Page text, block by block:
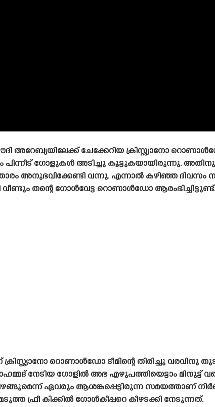
ചേക്കേറിയ ക്രിസ്റ്റ്യാനോ
പിന്നീട് ഗോളുകൾ അടിച്ചു കൂട്ടുകയായിരുന്നു.
അനുഭവിക്കേണ്ടി വന്നു. എന്നാൽ കഴിഞ്ഞ ദിവസം
തന്റെ ഗോൾവേട്ട റൊണാൾഡോ ആരംഭിച്ചിട്ടുണ്ട്.
റൊണാൾഡോ ടീമിന്റെ തിരിച്ചു വരവിനു
നേടിയ ഗോളിൽ അഭ എഴുപത്തിയെട്ടാം മിനുട്ട്
ഏവരും ആശങ്കപ്പെട്ടിരുന്ന സമയത്താണ്
ഫ്രീ കിക്കിൽ ഗോൾകീപ്പറെ കീഴടക്കി നേടുന്നത്.